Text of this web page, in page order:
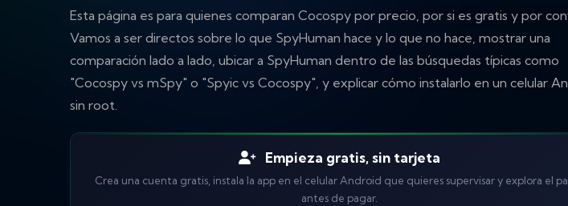
Esta página es para quienes comparan Cocospy por precio, por si es gratis y por
Vamos a ser directos sobre lo que SpyHuman hace y lo que no hace, mostrar una
comparación lado a lado, ubicar a SpyHuman dentro de las búsquedas típicas como
"Cocospy vs mSpy" o "Spyic vs Cocospy", y explicar cómo instalarlo en un celular
sin root.
Empieza gratis, sin tarjeta
Crea una cuenta gratis, instala la app en el celular Android que quieres supervisar y explora el
antes de pagar.